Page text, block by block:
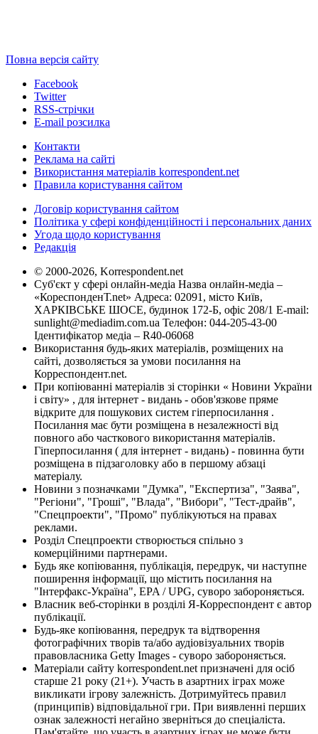
Повна версія сайту
Facebook
Twitter
RSS-стрічки
E-mail розсилка
Контакти
Реклама на сайті
Використання матеріалів korrespondent.net
Правила користування сайтом
Договір користування сайтом
Політика у сфері конфіденційності і персональних даних
Угода щодо користування
Редакція
© 2000-2026, Korrespondent.net
Суб'єкт у сфері онлайн-медіа Назва онлайн-медіа –
«КореспонденТ.net» Адреса: 02091, місто Київ,
ХАРКІВСЬКЕ ШОСЕ, будинок 172-Б, офіс 208/1 E-mail:
sunlight@mediadim.com.ua Телефон: 044-205-43-00
Ідентифікатор медіа – R40-06068
Використання будь-яких матеріалів, розміщених на
сайті, дозволяється за умови посилання на
Корреспондент.net.
При копіюванні матеріалів зі сторінки « Новини України
і світу» , для інтернет - видань - обов'язкове пряме
відкрите для пошукових систем гіперпосилання .
Посилання має бути розміщена в незалежності від
повного або часткового використання матеріалів.
Гіперпосилання ( для інтернет - видань) - повинна бути
розміщена в підзаголовку або в першому абзаці
матеріалу.
Новини з позначками "Думка", "Експертиза", "Заява",
"Регіони", "Гроші", "Влада", "Вибори", "Тест-драйв",
"Спецпроекти", "Промо" публікуються на правах
реклами.
Розділ Спецпроекти створюється спільно з
комерційними партнерами.
Будь яке копіювання, публікація, передрук, чи наступне
поширення інформації, що містить посилання на
"Інтерфакс-Україна", EPA / UPG, суворо забороняється.
Власник веб-сторінки в розділі Я-Корреспондент є автор
публікації.
Будь-яке копіювання, передрук та відтворення
фотографічних творів та/або аудіовізуальних творів
правовласника Getty Images - суворо забороняється.
Матеріали сайту korrespondent.net призначені для осіб
старше 21 року (21+). Участь в азартних іграх може
викликати ігрову залежність. Дотримуйтесь правил
(принципів) відповідальної гри. При виявленні перших
ознак залежності негайно зверніться до спеціаліста.